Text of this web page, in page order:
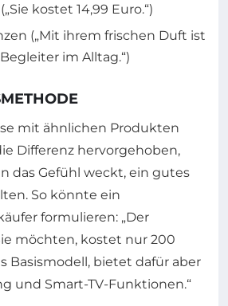
kostet 14,99 Euro.“)
(„Mit ihrem frischen Duft ist
im Alltag.“)
mit ähnlichen Produkten
Differenz hervorgehoben,
das Gefühl weckt, ein gutes
So könnte ein
formulieren: „Der
möchten, kostet nur 200
Basismodell, bietet dafür aber
und Smart-TV-Funktionen.“